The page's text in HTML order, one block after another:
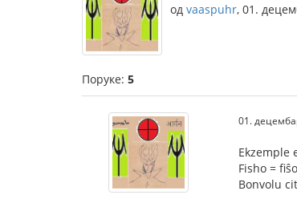
од vaaspuhr, 01.
Поруке: 5
01.
Ekzemple
Fisho =
Bonvolu